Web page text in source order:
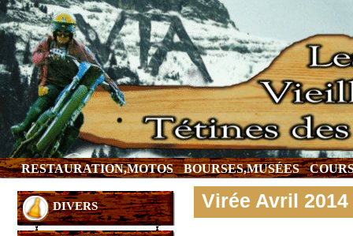
RESTAURATION,MOTOS BOURSES,MUSÉES
DIVERS Virée Avril 2014